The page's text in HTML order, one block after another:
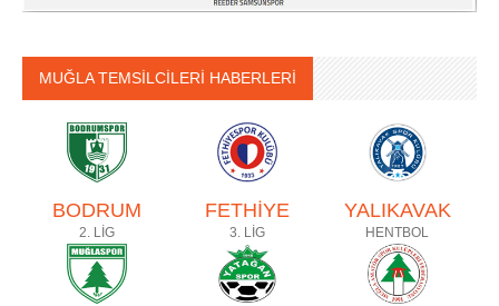
MUĞLA TEMSİLCİLERİ HABERLERİ
BODRUM
2. LİG
FETHİYE
3. LİG
YALIKAVAK
HENTBOL